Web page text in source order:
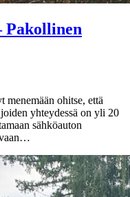
Pakollinen
menemään ohitse, että
yhteydessä on yli 20
sähköauton